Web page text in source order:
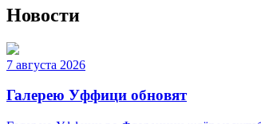
Новости
7 августа 2026
Галерею Уффици обновят